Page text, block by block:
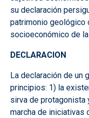
su declaración
patrimonio geológico
socioeconómico de
DECLARACION
La declaración de un
principios: 1) la
sirva de protagonista
marcha de iniciativas